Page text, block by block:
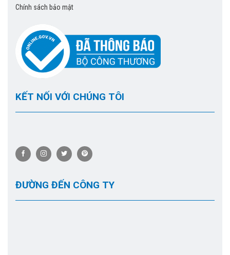
Chính sách bảo mật
KẾT NỐI VỚI CHÚNG TÔI
ĐƯỜNG ĐẾN CÔNG TY